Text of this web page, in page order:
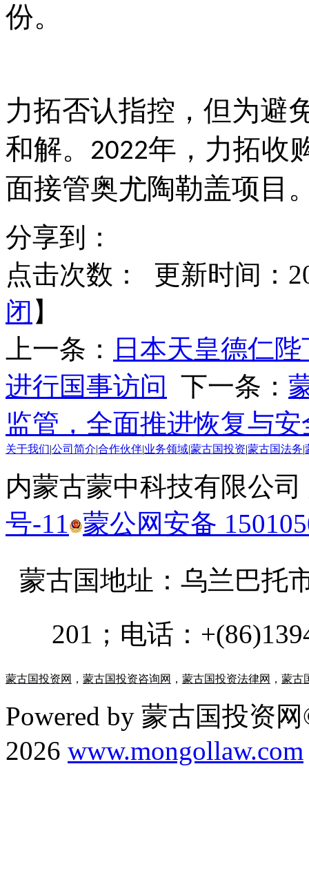
份。
力拓否认指控，但为避
和解。 2022年，力拓收
面接管奥尤陶勒盖项目
分享到：
点击次数：
更新时间：
闭 】
上一条：
日本天皇德仁
进行国事访问 下一条：
监管，全面推进恢复与
关于我们 公司简介 合作伙伴 业务领域 蒙古国投资 蒙古国法务
内蒙古蒙中科技有限公
号-11 蒙公网安备
蒙古国地址： 乌兰巴托
201；电话：
蒙古国投资网 ， 蒙古国投资咨询网 ， 蒙古国投资法律网 ， 蒙古
Powered by 蒙古国投资
2026 www.mongollaw.com